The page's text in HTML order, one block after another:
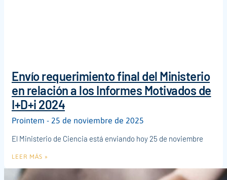
Envío requerimiento final del Ministerio
en relación a los Informes Motivados de
I+D+i 2024
Prointem
25 de noviembre de 2025
El Ministerio de Ciencia está enviando hoy 25 de noviembre
LEER MÁS »